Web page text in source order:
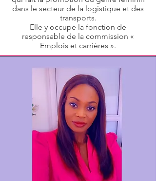
dans le secteur de la logistique et des
transports.
Elle y occupe la fonction de
responsable de la commission «
Emplois et carrières ».